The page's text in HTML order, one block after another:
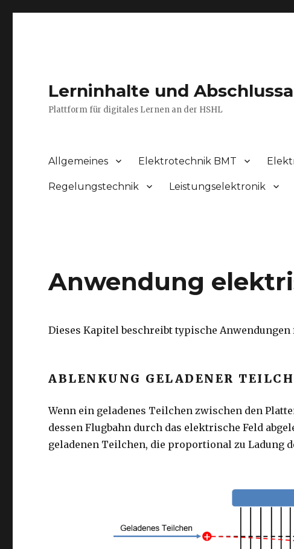
Lerninhalte und
Plattform für digitales Lernen an der HSHL
Allgemeines Elektrotechnik BMT
Regelungstechnik Leistungselektronik
Anwendung
Dieses Kapitel beschreibt typische
ABLENKUNG GELADENER
Wenn ein geladenes Teilchen zwischen den
dessen Flugbahn durch das elektrische Feld
geladenen Teilchen, die proportional zu Ladung